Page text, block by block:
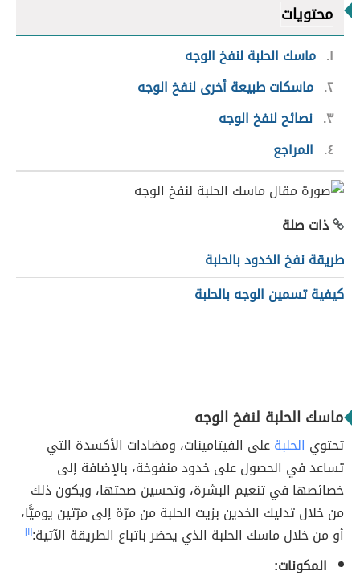
محتويات
١ ماسك الحلبة لنفخ الوجه
٢ ماسكات طبيعة أخرى لنفخ الوجه
٣ نصائح لنفخ الوجه
٤
المراجع
ذات صلة
طريقة نفخ الخدود بالحلبة
كيفية تسمين الوجه بالحلبة
ماسك الحلبة لنفخ الوجه
تحتوي الحلبةعلى الفيتامينات، ومضادات الأكسدة التي
تساعد في الحصول على خدود منفوخة، بالإضافة إلى
خصائصها في تنعيم البشرة، وتحسين صحتها، ويكون ذلك
من خلال تدليك الخدين بزيت الحلبة من مرّة إلى مرّتين يوميًّا،
أو من خلال ماسك الحلبة الذي يحضر باتباع الطريقة الآتية:[١]
المكونات: